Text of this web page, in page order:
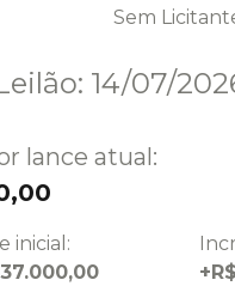
Sem
14/07/
lance atual:
inicial: